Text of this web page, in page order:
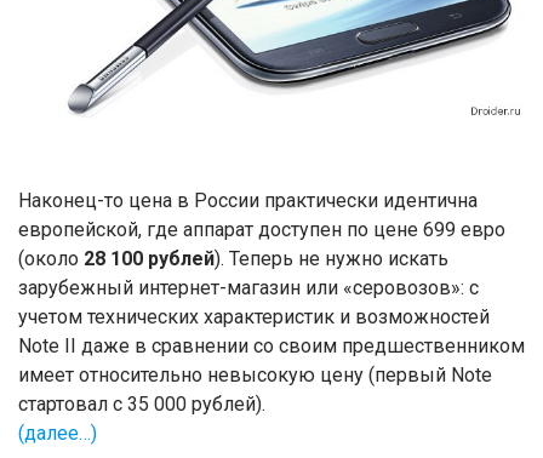
Наконец-то цена в России практически идентична
европейской, где аппарат доступен по цене 699 евро
(около 28 100 рублей). Теперь не нужно искать
зарубежный интернет-магазин или «серовозов»: с
учетом технических характеристик и возможностей
Note II даже в сравнении со своим предшественником
имеет относительно невысокую цену (первый Note
стартовал с 35 000 рублей).
(далее…)